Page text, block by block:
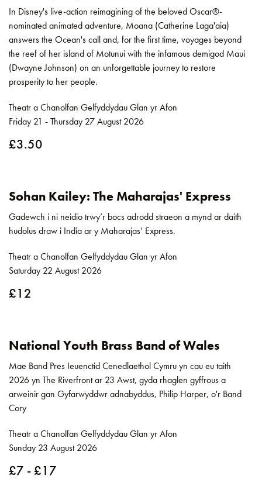
In Disney's live-action reimagining of the beloved Oscar®-
nominated animated adventure, Moana (Catherine Laga'aia)
answers the Ocean's call and, for the first time, voyages beyond
the reef of her island of Motunui with the infamous demigod Maui
(Dwayne Johnson) on an unforgettable journey to restore
prosperity to her people.
Theatr a Chanolfan Gelfyddydau Glan yr Afon
Friday 21 - Thursday 27 August 2026
£3.50
Sohan Kailey: The Maharajas' Express
Gadewch i ni neidio trwy’r bocs adrodd straeon a mynd ar daith
hudolus draw i India ar y Maharajas’ Express.
Theatr a Chanolfan Gelfyddydau Glan yr Afon
Saturday 22 August 2026
£12
National Youth Brass Band of Wales
Mae Band Pres Ieuenctid Cenedlaethol Cymru yn cau eu taith
2026 yn The Riverfront ar 23 Awst, gyda rhaglen gyffrous a
arweinir gan Gyfarwyddwr adnabyddus, Philip Harper, o'r Band
Cory
Theatr a Chanolfan Gelfyddydau Glan yr Afon
Sunday 23 August 2026
£7 - £17